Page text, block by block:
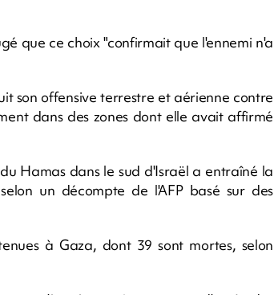
que ce choix "confirmait que l'ennemi n'a
son offensive terrestre et aérienne contre
dans des zones dont elle avait affirmé
Hamas dans le sud d'Israël a entraîné la
un décompte de l'AFP basé sur des
à Gaza, dont 39 sont mortes, selon